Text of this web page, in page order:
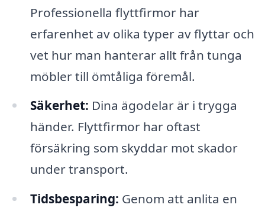
Professionella flyttfirmor har
erfarenhet av olika typer av flyttar och
vet hur man hanterar allt från tunga
möbler till ömtåliga föremål.
Säkerhet: Dina ägodelar är i trygga
händer. Flyttfirmor har oftast
försäkring som skyddar mot skador
under transport.
Tidsbesparing: Genom att anlita en